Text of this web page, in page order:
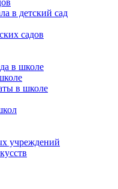
в детский сад
садов
в школе
в школе
учреждений